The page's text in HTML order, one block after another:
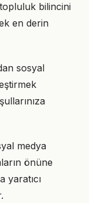
bilincini
en derin
sosyal
medya
önüne
yaratıcı